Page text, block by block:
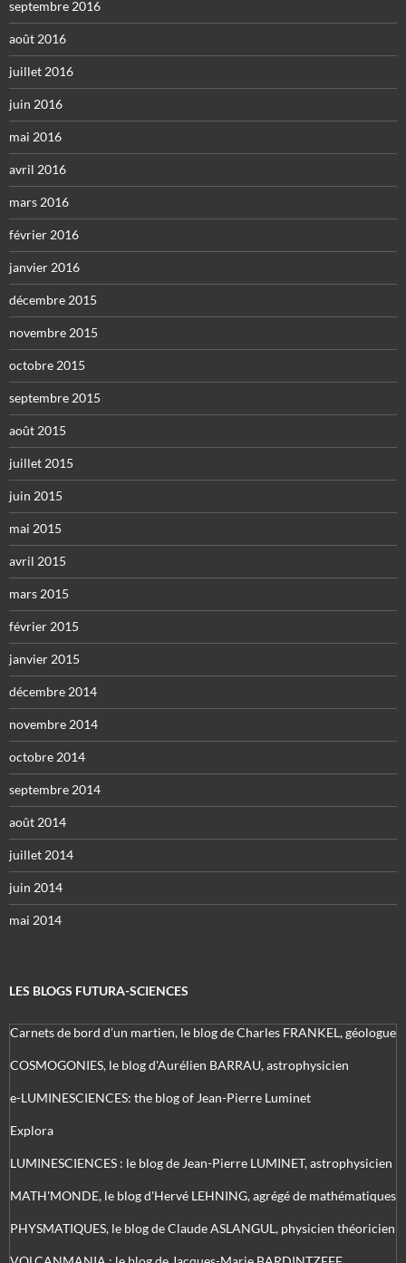
septembre 2016
août 2016
juillet 2016
juin 2016
mai 2016
avril 2016
mars 2016
février 2016
janvier 2016
décembre 2015
novembre 2015
octobre 2015
septembre 2015
août 2015
juillet 2015
juin 2015
mai 2015
avril 2015
mars 2015
février 2015
janvier 2015
décembre 2014
novembre 2014
octobre 2014
septembre 2014
août 2014
juillet 2014
juin 2014
mai 2014
LES BLOGS FUTURA-SCIENCES
Carnets de bord d’un martien, le blog de Charles FRANKEL, géologue
COSMOGONIES, le blog d'Aurélien BARRAU, astrophysicien
e-LUMINESCIENCES: the blog of Jean-Pierre Luminet
Explora
LUMINESCIENCES : le blog de Jean-Pierre LUMINET, astrophysicien
MATH'MONDE, le blog d'Hervé LEHNING, agrégé de mathématiques
PHYSMATIQUES, le blog de Claude ASLANGUL, physicien théoricien